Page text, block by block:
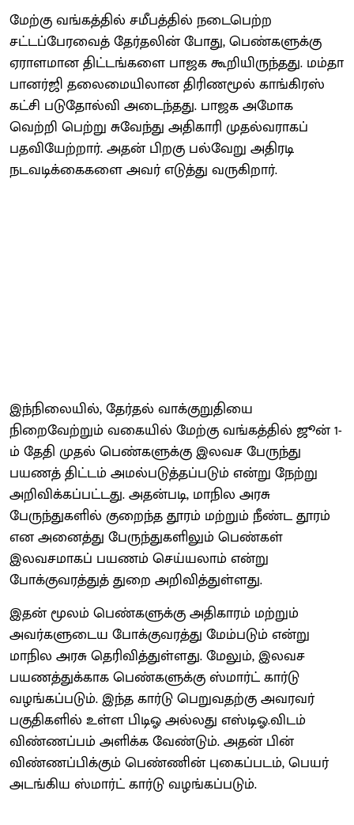
மேற்கு வங்கத்தில் சமீபத்தில் நடைபெற்ற
சட்டப்பேரவைத் தேர்தலின் போது, பெண்களுக்கு
ஏராளமான திட்டங்களை பாஜக கூறியிருந்தது. மம்தா
பானர்ஜி தலைமையிலான திரிணமூல் காங்கிரஸ்
கட்சி படுதோல்வி அடைந்தது. பாஜக அமோக
வெற்றி பெற்று சுவேந்து அதிகாரி முதல்வராகப்
பதவியேற்றார். அதன் பிறகு பல்வேறு அதிரடி
நடவடிக்கைகளை அவர் எடுத்து வருகிறார்.
இந்நிலையில், தேர்தல் வாக்குறுதியை
நிறைவேற்றும் வகையில் மேற்கு வங்கத்தில் ஜூன் 1-
ம் தேதி முதல் பெண்களுக்கு இலவச பேருந்து
பயணத் திட்டம் அமல்படுத்தப்படும் என்று நேற்று
அறிவிக்கப்பட்டது. அதன்படி, மாநில அரசு
பேருந்துகளில் குறைந்த தூரம் மற்றும் நீண்ட தூரம்
என அனைத்து பேருந்துகளிலும் பெண்கள்
இலவசமாகப் பயணம் செய்யலாம் என்று
போக்குவரத்துத் துறை அறிவித்துள்ளது.
இதன் மூலம் பெண்களுக்கு அதிகாரம் மற்றும்
அவர்களுடைய போக்குவரத்து மேம்படும் என்று
மாநில அரசு தெரிவித்துள்ளது. மேலும், இலவச
பயணத்துக்காக பெண்களுக்கு ஸ்மார்ட் கார்டு
வழங்கப்படும். இந்த கார்டு பெறுவதற்கு அவரவர்
பகுதிகளில் உள்ள பிடிஓ அல்லது எஸ்டிஓ.விடம்
விண்ணப்பம் அளிக்க வேண்டும். அதன் பின்
விண்ணப்பிக்கும் பெண்ணின் புகைப்படம், பெயர்
அடங்கிய ஸ்மார்ட் கார்டு வழங்கப்படும்.